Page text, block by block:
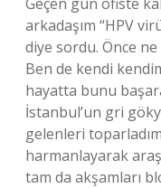
arkadaşım “HPV
diye sordu. Önce
Ben de kendi
hayatta bunu
İstanbul’un gri
gelenleri
harmanlayarak
tam da akşamları